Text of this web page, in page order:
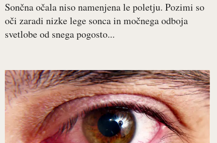
Sončna očala niso namenjena le poletju. Pozimi so
oči zaradi nizke lege sonca in močnega odboja
svetlobe od snega pogosto...